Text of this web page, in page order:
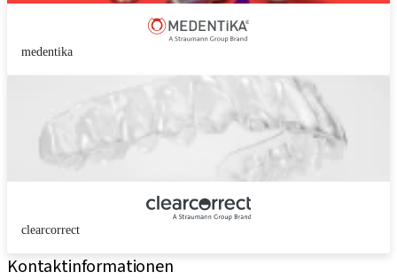
medentika
clearcorrect
Kontaktinformationen